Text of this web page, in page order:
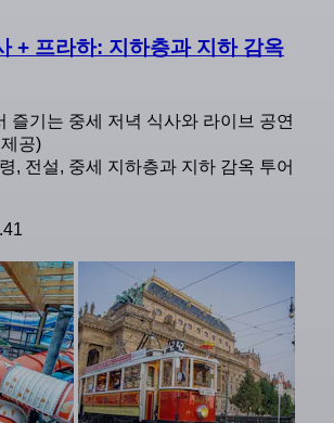
+ 프라하: 지하층과 지하 감옥
즐기는 중세 저녁 식사와 라이브 공연
공)
, 전설, 중세 지하층과 지하 감옥 투어